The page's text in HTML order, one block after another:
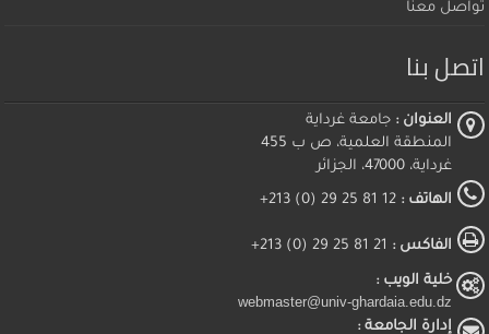
تواصل معنا
اتصل بنا
العنوان : جامعة غرداية
المنطقة العلمية، ص ب 455
غرداية، 47000، الجزائر
الهاتف : 12 81 25 29 (0) 213+
الفاكس :
خلية الويب :
webmaster@univ-ghardaia.edu.dz
إدارة الجامعة :